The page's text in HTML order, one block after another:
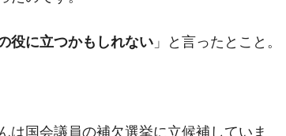
役に立つかもしれない 」と言ったとこと。
は国会議員の補欠選挙に立候補していま